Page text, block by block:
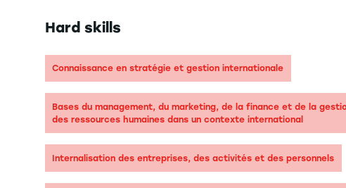
Hard skills
Connaissance en stratégie et gestion internationale
Bases du management, du marketing, de la finance et de la
des ressources humaines dans un contexte international
Internalisation des entreprises, des activités et des personnels